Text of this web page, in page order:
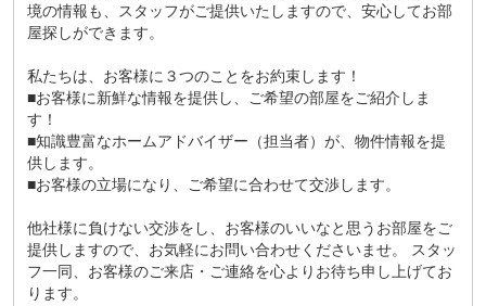
境の情報も、スタッフがご提供いたしますので、安心してお部
屋探しができます。
私たちは、お客様に３つのことをお約束します！
■お客様に新鮮な情報を提供し、ご希望の部屋をご紹介しま
す！
■知識豊富なホームアドバイザー（担当者）が、物件情報を提
供します。
■お客様の立場になり、ご希望に合わせて交渉します。
他社様に負けない交渉をし、お客様のいいなと思うお部屋をご
提供しますので、お気軽にお問い合わせくださいませ。 スタッ
フ一同、お客様のご来店・ご連絡を心よりお待ち申し上げてお
ります。